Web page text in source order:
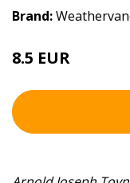
Brand:
8.5 EUR